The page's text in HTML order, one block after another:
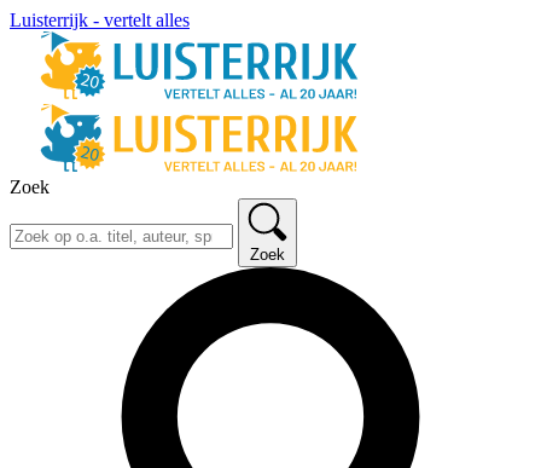
Luisterrijk - vertelt alles
Zoek
Zoek